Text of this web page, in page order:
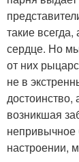
такие
сердце. Но
от них
не в
достоинство,
возникшая
непривычное
настроении,